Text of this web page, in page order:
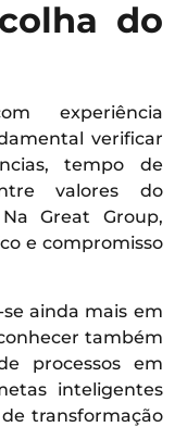
do
experiência
verificar
tempo de
valores do
Great Group,
e compromisso
ainda mais em
também
processos em
inteligentes
transformação